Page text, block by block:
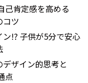
己肯定感を高める
コツ
!? 子供が5分で安心
ザイン的思考と
点